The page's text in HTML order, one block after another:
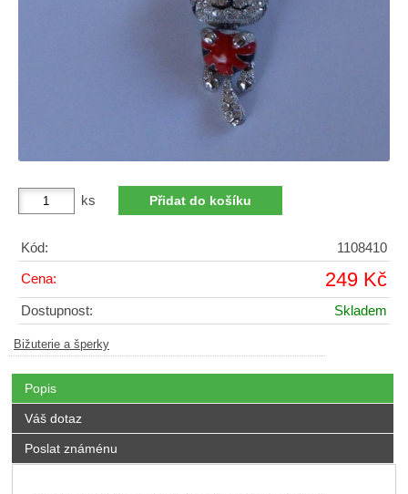
ks
Kód: 1108410
Cena: 249 Kč
Dostupnost: Skladem
Bižuterie a šperky
Popis
Váš dotaz
Poslat známénu